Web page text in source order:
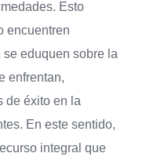
Esto
encuentren
eduquen sobre la
enfrentan,
de éxito en la
En este sentido,
integral que